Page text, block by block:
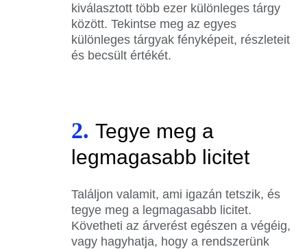
kiválasztott több ezer különleges tárgy
között. Tekintse meg az egyes
különleges tárgyak fényképeit, részleteit
és becsült értékét.
2. Tegye meg a
legmagasabb licitet
Találjon valamit, ami igazán tetszik, és
tegye meg a legmagasabb licitet.
Követheti az árverést egészen a végéig,
vagy hagyhatja, hogy a rendszerünk